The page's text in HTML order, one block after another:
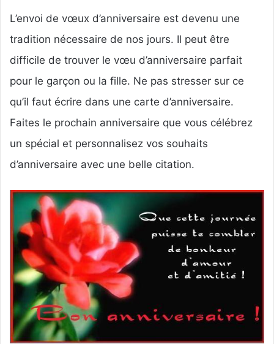
e
r
n
c
r
e
l
L’envoi de vœux d’anniversaire est devenu une
tradition nécessaire de nos jours. Il peut être
difficile de trouver le vœu d’anniversaire parfait
pour le garçon ou la fille. Ne pas stresser sur ce
qu’il faut écrire dans une carte d’anniversaire.
Faites le prochain anniversaire que vous célébrez
un spécial et personnalisez vos souhaits
d’anniversaire avec une belle citation.